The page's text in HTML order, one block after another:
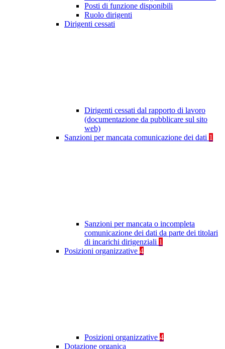
Posti di funzione disponibili
Ruolo dirigenti
Dirigenti cessati
Dirigenti cessati dal rapporto di lavoro
(documentazione da pubblicare sul sito
web)
Sanzioni per mancata comunicazione dei dati 1
Sanzioni per mancata o incompleta
comunicazione dei dati da parte dei titolari
di incarichi dirigenziali 1
Posizioni organizzative 4
Posizioni organizzative 4
Dotazione organica